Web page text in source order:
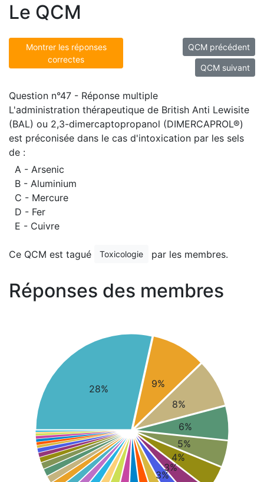
Le QCM
Montrer les réponses
correctes
QCM précédent
QCM suivant
Question n°47 - Réponse multiple
L'administration thérapeutique de British Anti Lewisite
(BAL) ou 2,3-dimercaptopropanol (DIMERCAPROL®)
est préconisée dans le cas d'intoxication par les sels
de :
A - Arsenic
B - Aluminium
C - Mercure
D - Fer
E - Cuivre
Ce QCM est tagué Toxicologie par les membres.
Réponses des membres
28%
9%
8%
6%
5%
4%
3%
3%